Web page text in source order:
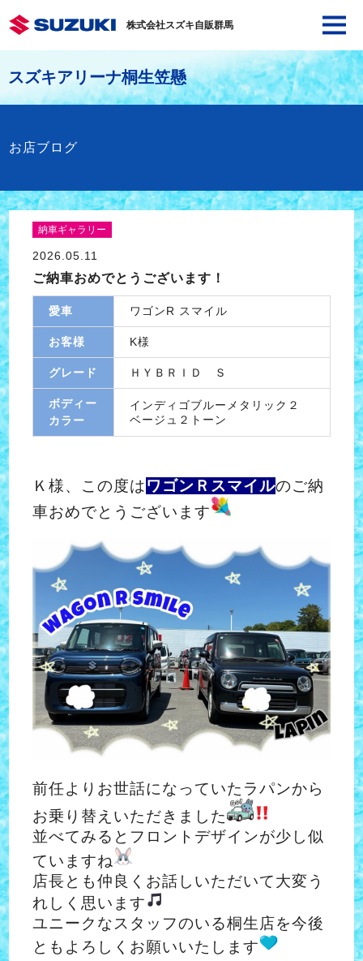
株式会社スズキ自販群馬
スズキアリーナ桐生笠懸
お店ブログ
納車ギャラリー
2026.05.11
ご納車おめでとうございます！
愛車 ワゴンR スマイル
お客様 K様
グレード ＨＹＢＲＩＤ Ｓ
ボディー
カラー
インディゴブルーメタリック２
ベージュ２トーン
Ｋ様、この度はワゴンＲスマイルのご納
車おめでとうございます
前任よりお世話になっていたラパンから
お乗り替えいただきました
並べてみるとフロントデザインが少し似
ていますね
店長とも仲良くお話しいただいて大変う
れしく思います
ユニークなスタッフのいる桐生店を今後
ともよろしくお願いいたします